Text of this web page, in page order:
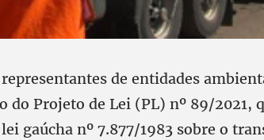
de entidades
do Projeto de Lei (PL) nº 89/2021,
gaúcha nº 7.877/1983 sobre o